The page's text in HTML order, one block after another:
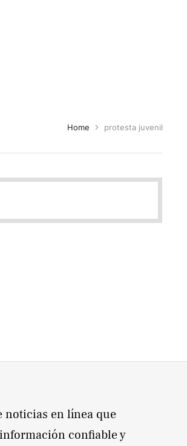
Home protesta juvenil
noticias en línea que
confiable y